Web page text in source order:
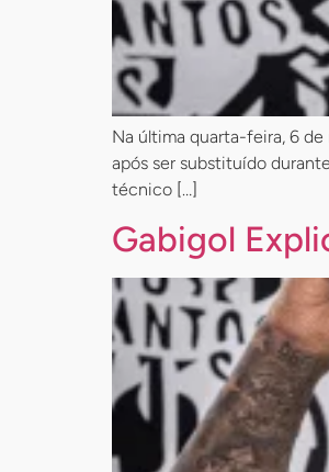
Na última quarta-feira, 6 de
após ser substituído
técnico […]
Gabigol